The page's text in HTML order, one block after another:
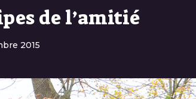
de l’amitié
2015